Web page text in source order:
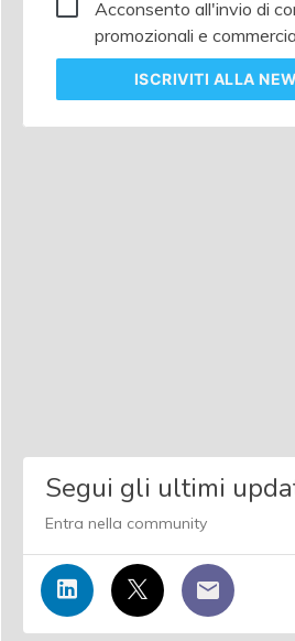
Acconsento all'invio di
promozionali e
ISCRIVITI ALLA
Segui gli ultimi
Entra nella community